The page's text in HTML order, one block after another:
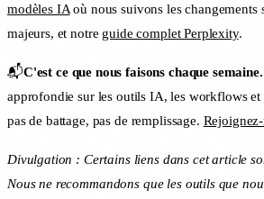
modèles IAoù nous suivons les changements
majeurs, et notre guide complet Perplexity.
📬C'est ce que nous faisons chaque semaine.
approfondie sur les outils IA, les workflows
pas de battage, pas de remplissage.
Divulgation : Certains liens dans cet article
Nous ne recommandons que les outils que